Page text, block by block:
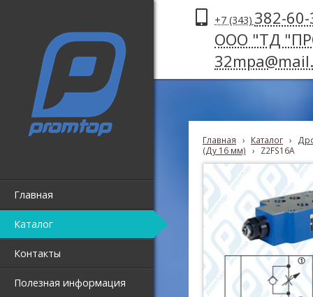
Главная
Каталог
Контакты
Полезная информация
+7 (343) 382-
ООО "ТД
Главная › Каталог ›
(Ду 16 мм)
› Z2FS16A